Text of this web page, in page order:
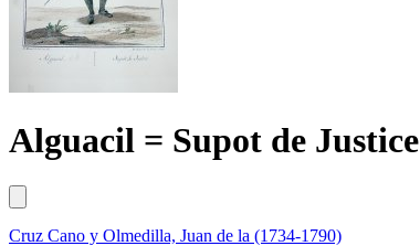
Alguacil = Supot de Justice
Cruz Cano y Olmedilla, Juan de la (1734-1790)